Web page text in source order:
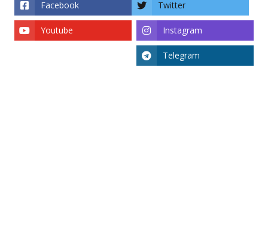
Facebook Twitter
Instagram
Youtube
Telegram